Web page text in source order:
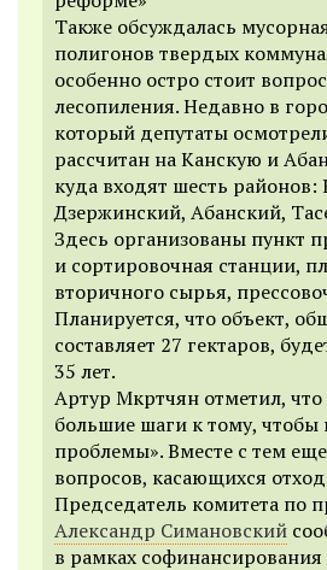
Также обсуждалась
полигонов твердых
особенно остро стоит
лесопиления. Недавно в
который депутаты
рассчитан на Канскую и
куда входят шесть
Дзержинский, Абанский,
Здесь организованы пункт
и сортировочная станции,
вторичного сырья,
Планируется, что объект,
составляет 27 гектаров,
35 лет.
Артур Мкртчян отметил,
большие шаги к тому,
проблемы». Вместе с тем
вопросов, касающихся
Председатель комитета по
Александр Симановский
в рамках софинансирования